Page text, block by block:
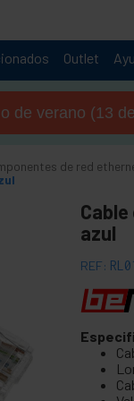
Outlet
de verano (13
de red
azul
REF: